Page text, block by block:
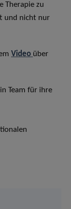
Therapie zu
und nicht nur
Video über
Team für ihre